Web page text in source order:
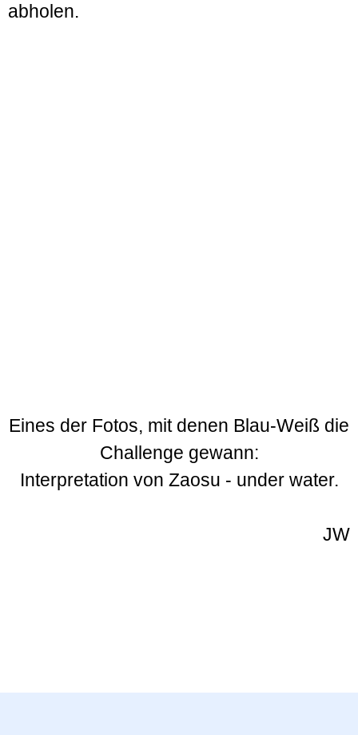
abholen.
Eines der Fotos, mit denen Blau-Weiß die
Challenge gewann:
Interpretation von Zaosu - under water.
JW